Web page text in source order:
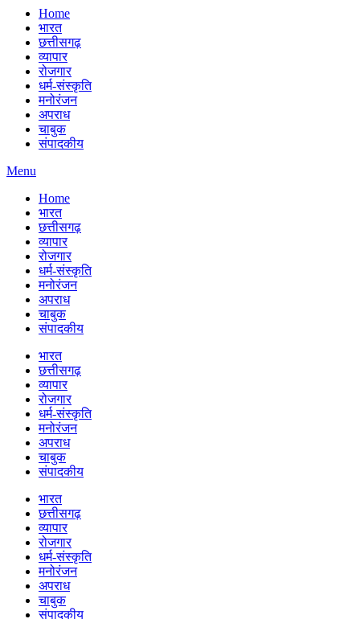
Home
भारत
छत्तीसगढ़
व्यापार
रोजगार
धर्म-संस्कृति
मनोरंजन
अपराध
चाबुक
संपादकीय
Menu
Home
भारत
छत्तीसगढ़
व्यापार
रोजगार
धर्म-संस्कृति
मनोरंजन
अपराध
चाबुक
संपादकीय
भारत
छत्तीसगढ़
व्यापार
रोजगार
धर्म-संस्कृति
मनोरंजन
अपराध
चाबुक
संपादकीय
भारत
छत्तीसगढ़
व्यापार
रोजगार
धर्म-संस्कृति
मनोरंजन
अपराध
चाबुक
संपादकीय